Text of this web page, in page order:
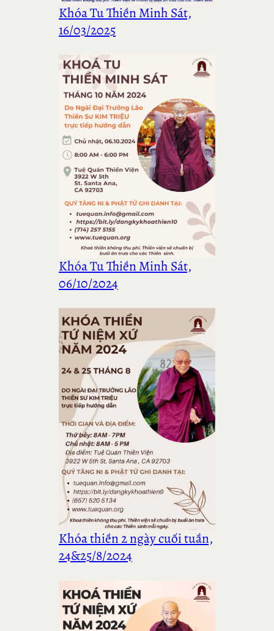
Khóa Tu Thiền Minh Sát,
16/03/2025
Khóa Tu Thiền Minh Sát,
06/10/2024
Khóa thiền 2 ngày cuối tuần,
24&25/8/2024